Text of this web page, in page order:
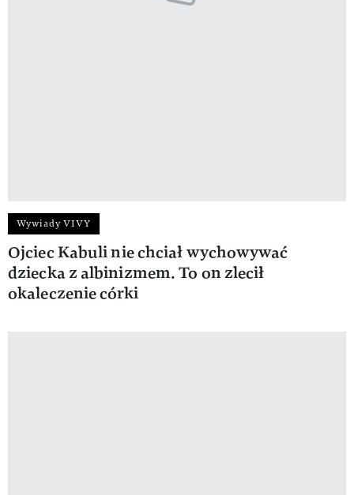
Wywiady VIVY
Ojciec Kabuli nie chciał wychowywać
dziecka z albinizmem. To on zlecił
okaleczenie córki